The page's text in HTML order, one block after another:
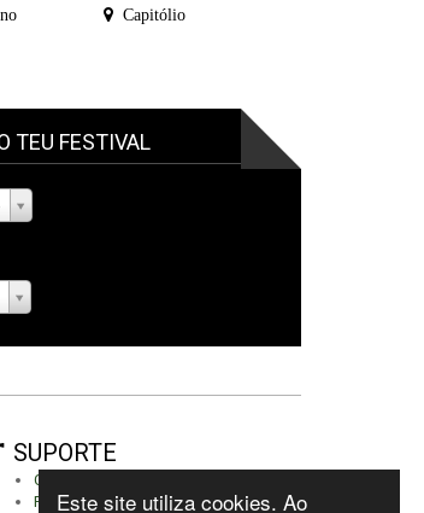
Este site utiliza cookies. Ao
Capitólio
TEU FESTIVAL
SUPORTE
Criar conta
Fazer autenticação